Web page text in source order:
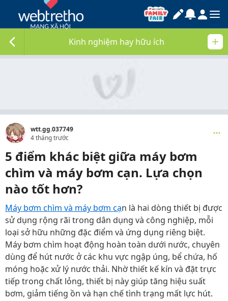
Kinh nghiệm hay hữu ích
wtt.gg.037749
4 tháng trước
5 điểm khác biệt giữa máy bơm
chìm và máy bơm cạn. Lựa chọn
nào tốt hơn?
Máy bơm chìm và máy bơm cạn là hai dòng thiết bị được
sử dụng rộng rãi trong dân dụng và công nghiệp, mỗi
loại sở hữu những đặc điểm và ứng dụng riêng biệt.
Máy bơm chìm hoạt động hoàn toàn dưới nước, chuyên
dùng để hút nước ở các khu vực ngập úng, bể chứa, hố
móng hoặc xử lý nước thải. Nhờ thiết kế kín và đặt trực
tiếp trong chất lỏng, thiết bị này giúp tăng hiệu suất
bơm, giảm tiếng ồn và hạn chế tình trạng mất lực hút.